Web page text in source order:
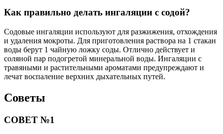
Как правильно делать ингаляции с содой?
Содовые ингаляции используют для разжижения, отхождения
и удаления мокроты. Для приготовления раствора на 1 стакан
воды берут 1 чайную ложку соды. Отлично действует и
соляной пар подогретой минеральной воды. Ингаляции с
травяными и растительными ароматами предупреждают и
лечат воспаление верхних дыхательных путей.
Советы
СОВЕТ №1